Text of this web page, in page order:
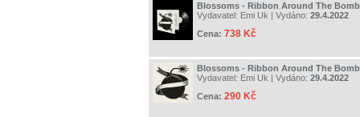
Blossoms - Ribbon Around The Bomb
Vydavatel: Emi Uk | Vydáno: 29.4.2022
Cena: 738 Kč
Blossoms - Ribbon Around The Bomb
Vydavatel: Emi Uk | Vydáno: 29.4.2022
Cena: 290 Kč